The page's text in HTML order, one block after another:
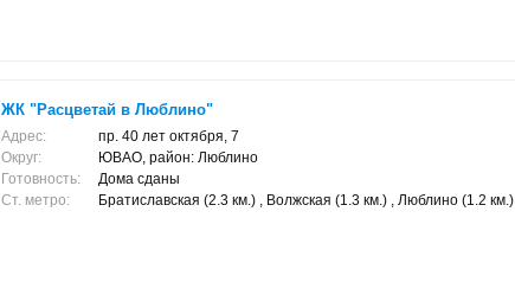
ЖК "Расцветай в Люблино"
Адрес:
пр. 40 лет октября, 7
Округ:
ЮВАО, район: Люблино
Готовность:
Дома сданы
Ст. метро:
Братиславская (2.3 км.) , Волжская (1.3 км.) , Люблино (1.2 км.)